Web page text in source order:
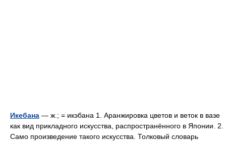
Икебана — ж.; = икэбана 1. Аранжировка цветов и веток в вазе
как вид прикладного искусства, распространённого в Японии. 2.
Само произведение такого искусства. Толковый словарь